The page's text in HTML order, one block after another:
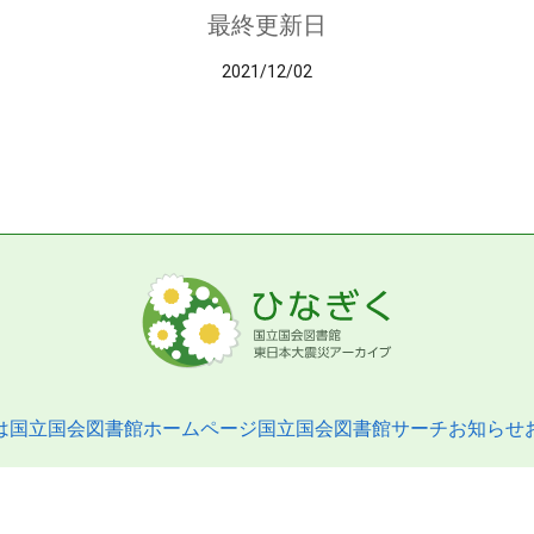
最終更新日
2021/12/02
国立国会図書館ホームページ国立国会図書館サーチお知らせ